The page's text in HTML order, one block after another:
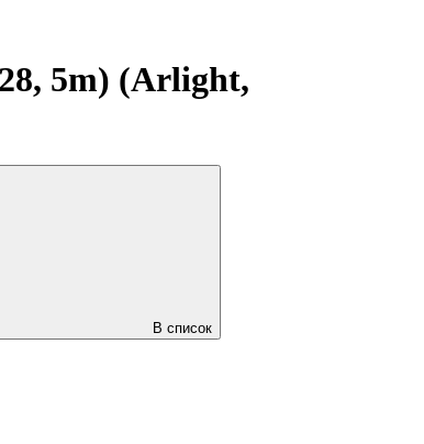
5m) (Arlight,
В список